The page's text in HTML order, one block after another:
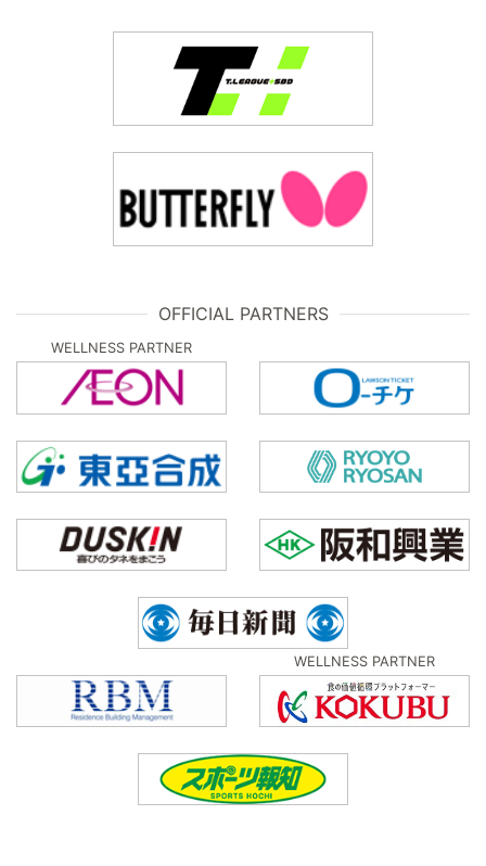
OFFICIAL PARTNERS
WELLNESS PARTNER
WELLNESS PARTNER